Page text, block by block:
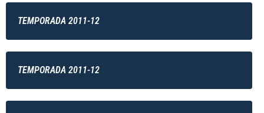
TEMPORADA 2011-12
TEMPORADA 2011-12